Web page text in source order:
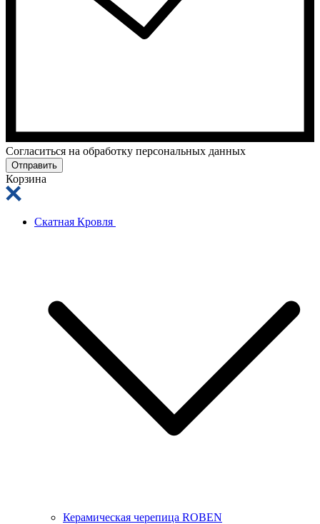
Cогласиться на обработку персональных данных
Отправить
Корзина
Скатная Кровля
Керамическая черепица ROBEN